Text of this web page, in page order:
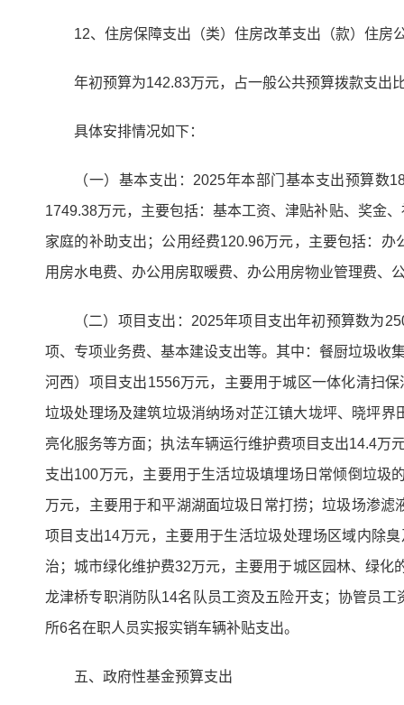
12、住房保障支出（类）住房改革支出（款）住房
年初预算为142.83万元，占一般公共预算拨款支出
具体安排情况如下：
（一）基本支出：2025年本部门基本支出预算
1749.38万元，主要包括：基本工资、津贴补贴、奖金
家庭的补助支出；公用经费120.96万元，主要包括：
用房水电费、办公用房取暖费、办公用房物业管理费、
（二）项目支出：2025年项目支出年初预算数为
项、专项业务费、基本建设支出等。其中：餐厨垃圾收
河西）项目支出1556万元，主要用于城区一体化清扫
垃圾处理场及建筑垃圾消纳场对芷江镇大垅坪、晓坪
亮化服务等方面；执法车辆运行维护费项目支出14.4万
支出100万元，主要用于生活垃圾填埋场日常倾倒垃圾
万元，主要用于和平湖湖面垃圾日常打捞；垃圾场渗
项目支出14万元，主要用于生活垃圾处理场区域内除
治；城市绿化维护费32万元，主要用于城区园林、绿
龙津桥专职消防队14名队员工资及五险开支；协管员
所6名在职人员实报实销车辆补贴支出。
五、政府性基金预算支出